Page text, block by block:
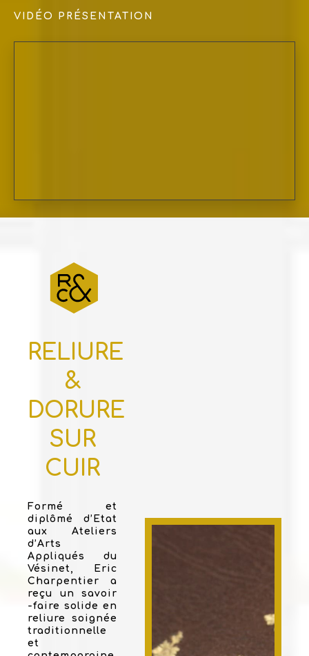
VIDÉO PRÉSENTATION
RELIURE
&
DORURE
SUR
CUIR
Formé et
diplômé d’Etat
aux Ateliers
d’Arts
Appliqués du
Vésinet, Eric
Charpentier a
reçu un savoir
-faire solide en
reliure soignée
traditionnelle
et